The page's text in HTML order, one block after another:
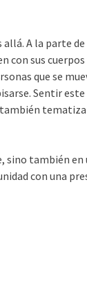
A la parte
con sus
que se
Sentir
sino también
con una